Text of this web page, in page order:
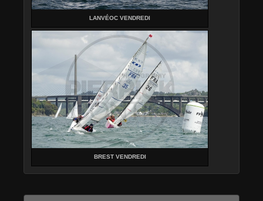
LANVÉOC VENDREDI
BREST VENDREDI